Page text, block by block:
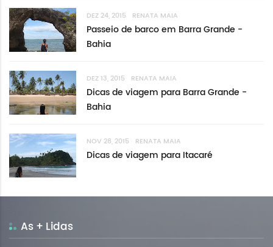
DEZ 24, 2015 RENATA MAIA
Passeio de barco em Barra Grande -
Bahia
DEZ 13, 2015 RENATA MAIA
Dicas de viagem para Barra Grande -
Bahia
NOV 28, 2015 RENATA MAIA
Dicas de viagem para Itacaré
As + Lidas